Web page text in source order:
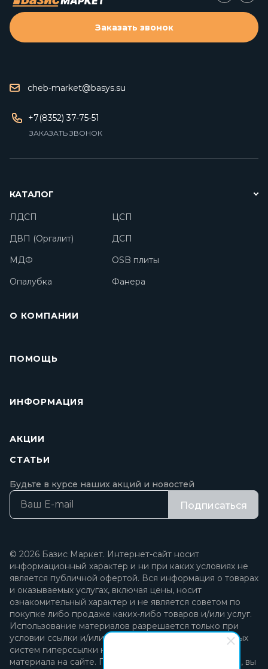
cheb-market@basys.su
+7(8352) 37-75-51
ЗАКАЗАТЬ ЗВОНОК
Заказать звонок
КАТАЛОГ
ЛДСП
ЦСП
ДВП (Оргалит)
ДСП
МДФ
OSB плиты
Опалубка
Фанера
О КОМПАНИИ
ПОМОЩЬ
ИНФОРМАЦИЯ
АКЦИИ
СТАТЬИ
Будьте в курсе наших акций и новостей
Подписаться
© 2026 Базис Маркет. Интернет-сайт носит
информационный характер и ни при каких условиях не
является публичной офертой. Вся информация о товарах
и оказываемых услугах, включая цены, носит
ознакомительный характер и не является советом по
покупке либо продаже каких-либо товаров и/или услуг.
Использование материалов разрешается только при
условии ссылки и/или прямой открытой для поисковых
систем гиперссылки на непосредственный адрес
материала на сайте. Продолжая пользоваться сайтом, вы